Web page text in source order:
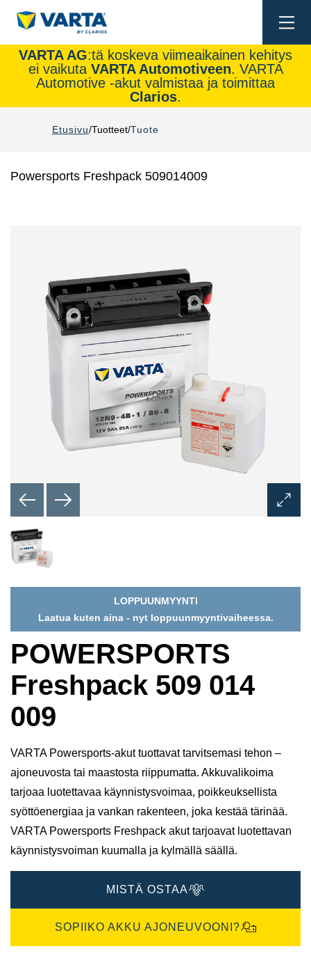
VARTA AG:tä koskeva viimeaikainen kehitys
ei vaikuta VARTA Automotiveen. VARTA
Automotive -akut valmistaa ja toimittaa
Clarios.
Etusivu Tuotteet Tuote
Powersports Freshpack 509014009
Avaa
LOPPUUNMYYNTI
Laatua kuten aina - nyt loppuunmyyntivaiheessa.
POWERSPORTS
Freshpack 509 014
009
VARTA Powersports-akut tuottavat tarvitsemasi tehon –
ajoneuvosta tai maastosta riippumatta. Akkuvalikoima
tarjoaa luotettavaa käynnistysvoimaa, poikkeuksellista
syöttöenergiaa ja vankan rakenteen, joka kestää tärinää.
VARTA Powersports Freshpack akut tarjoavat luotettavan
käynnistysvoiman kuumalla ja kylmällä säällä.
MISTÄ OSTAA
SOPIIKO AKKU AJONEUVOONI?